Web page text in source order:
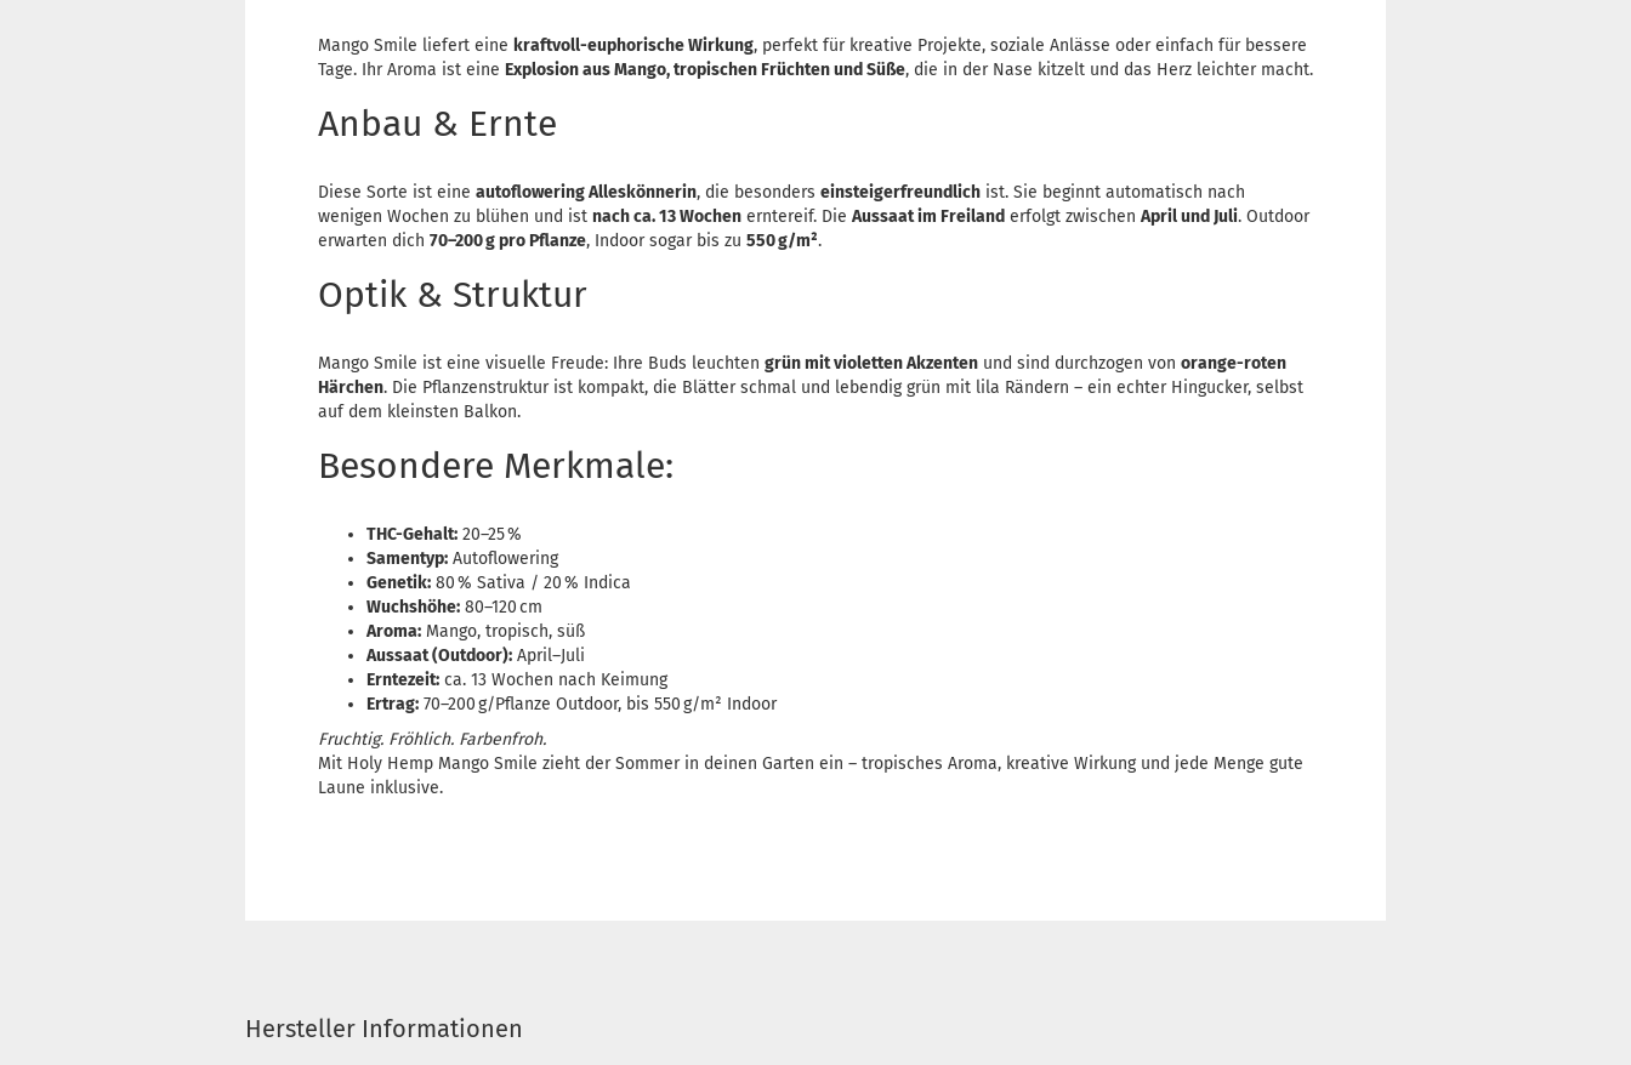
Mango Smile liefert eine kraftvoll-euphorische Wirkung, perfekt für kreative Projekte, soziale Anlässe oder einfach für bessere
Tage. Ihr Aroma ist eine Explosion aus Mango, tropischen Früchten und Süße, die in der Nase kitzelt und das Herz leichter macht.
Anbau & Ernte
Diese Sorte ist eine autoflowering Alleskönnerin, die besonders einsteigerfreundlich ist. Sie beginnt automatisch nach
wenigen Wochen zu blühen und ist nach ca. 13 Wochen erntereif. Die Aussaat im Freiland erfolgt zwischen April und Juli. Outdoor
erwarten dich 70–200 g pro Pflanze, Indoor sogar bis zu 550 g/m².
Optik & Struktur
Mango Smile ist eine visuelle Freude: Ihre Buds leuchten grün mit violetten Akzenten und sind durchzogen von orange-roten
Härchen. Die Pflanzenstruktur ist kompakt, die Blätter schmal und lebendig grün mit lila Rändern – ein echter Hingucker, selbst
auf dem kleinsten Balkon.
Besondere Merkmale:
THC-Gehalt: 20–25 %
Samentyp: Autoflowering
Genetik: 80 % Sativa / 20 % Indica
Wuchshöhe: 80–120 cm
Aroma: Mango, tropisch, süß
Aussaat (Outdoor): April–Juli
Erntezeit: ca. 13 Wochen nach Keimung
Ertrag: 70–200 g/Pflanze Outdoor, bis 550 g/m² Indoor
Fruchtig. Fröhlich. Farbenfroh.
Mit Holy Hemp Mango Smile zieht der Sommer in deinen Garten ein – tropisches Aroma, kreative Wirkung und jede Menge gute
Laune inklusive.
Hersteller Informationen